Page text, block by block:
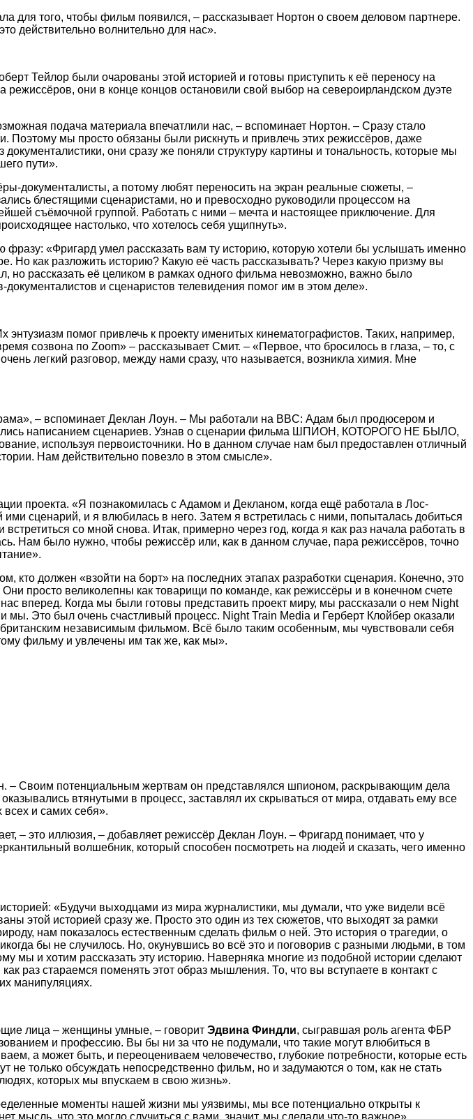
для того, чтобы фильм появился, – рассказывает Нортон о своем деловом партнере.
волнительно для нас».
Тейлор были очарованы этой историей и готовы приступить к её переносу на
они в конце концов остановили свой выбор на североирландском дуэте
подача материала впечатлили нас, – вспоминает Нортон. – Сразу стало
Поэтому мы просто обязаны были рискнуть и привлечь этих режиссёров, даже
они сразу же поняли структуру картины и тональность, которые мы
пути».
документалисты, а потому любят переносить на экран реальные сюжеты, –
блестящими сценаристами, но и превосходно руководили процессом на
съёмочной группой. Работать с ними – мечта и настоящее приключение. Для
настолько, что хотелось себя ущипнуть».
«Фригард умел рассказать вам ту историю, которую хотели бы услышать именно
как разложить историю? Какую её часть рассказывать? Через какую призму вы
но рассказать её целиком в рамках одного фильма невозможно, важно было
и сценаристов телевидения помог им в этом деле».
помог привлечь к проекту именитых кинематографистов. Таких, например,
созвона по Zoom» – рассказывает Смит. – «Первое, что бросилось в глаза, – то, с
легкий разговор, между нами сразу, что называется, возникла химия. Мне
– вспоминает Деклан Лоун. – Мы работали на BBC: Адам был продюсером и
написанием сценариев. Узнав о сценарии фильма ШПИОН, КОТОРОГО НЕ БЫЛО,
используя первоисточники. Но в данном случае нам был предоставлен отличный
Нам действительно повезло в этом смысле».
проекта. «Я познакомилась с Адамом и Декланом, когда ещё работала в Лос-
сценарий, и я влюбилась в него. Затем я встретилась с ними, попыталась добиться
со мной снова. Итак, примерно через год, когда я как раз начала работать в
Нам было нужно, чтобы режиссёр или, как в данном случае, пара режиссёров, точно
должен «взойти на борт» на последних этапах разработки сценария. Конечно, это
просто великолепны как товарищи по команде, как режиссёры и в конечном счете
Когда мы были готовы представить проект миру, мы рассказали о нем Night
мы. Это был очень счастливый процесс. Night Train Media и Герберт Клойбер оказали
британским независимым фильмом. Всё было таким особенным, мы чувствовали себя
фильму и увлечены им так же, как мы».
– Своим потенциальным жертвам он представлялся шпионом, раскрывающим дела
втянутыми в процесс, заставлял их скрываться от мира, отдавать ему все
всех и самих себя».
– это иллюзия, – добавляет режиссёр Деклан Лоун. – Фригард понимает, что у
волшебник, который способен посмотреть на людей и сказать, чего именно
«Будучи выходцами из мира журналистики, мы думали, что уже видели всё
историей сразу же. Просто это один из тех сюжетов, что выходят за рамки
нам показалось естественным сделать фильм о ней. Это история о трагедии, о
бы не случилось. Но, окунувшись во всё это и поговорив с разными людьми, в том
мы и хотим рассказать эту историю. Наверняка многие из подобной истории сделают
раз стараемся поменять этот образ мышления. То, что вы вступаете в контакт с
манипуляциях.
лица – женщины умные, – говорит Эдвина Финдли, сыгравшая роль агента ФБР
и профессию. Вы бы ни за что не подумали, что такие могут влюбиться в
а может быть, и переоцениваем человечество, глубокие потребности, которые есть
только обсуждать непосредственно фильм, но и задумаются о том, как не стать
которых мы впускаем в свою жизнь».
моменты нашей жизни мы уязвимы, мы все потенциально открыты к
мысль, что это могло случиться с вами, значит, мы сделали что-то важное».